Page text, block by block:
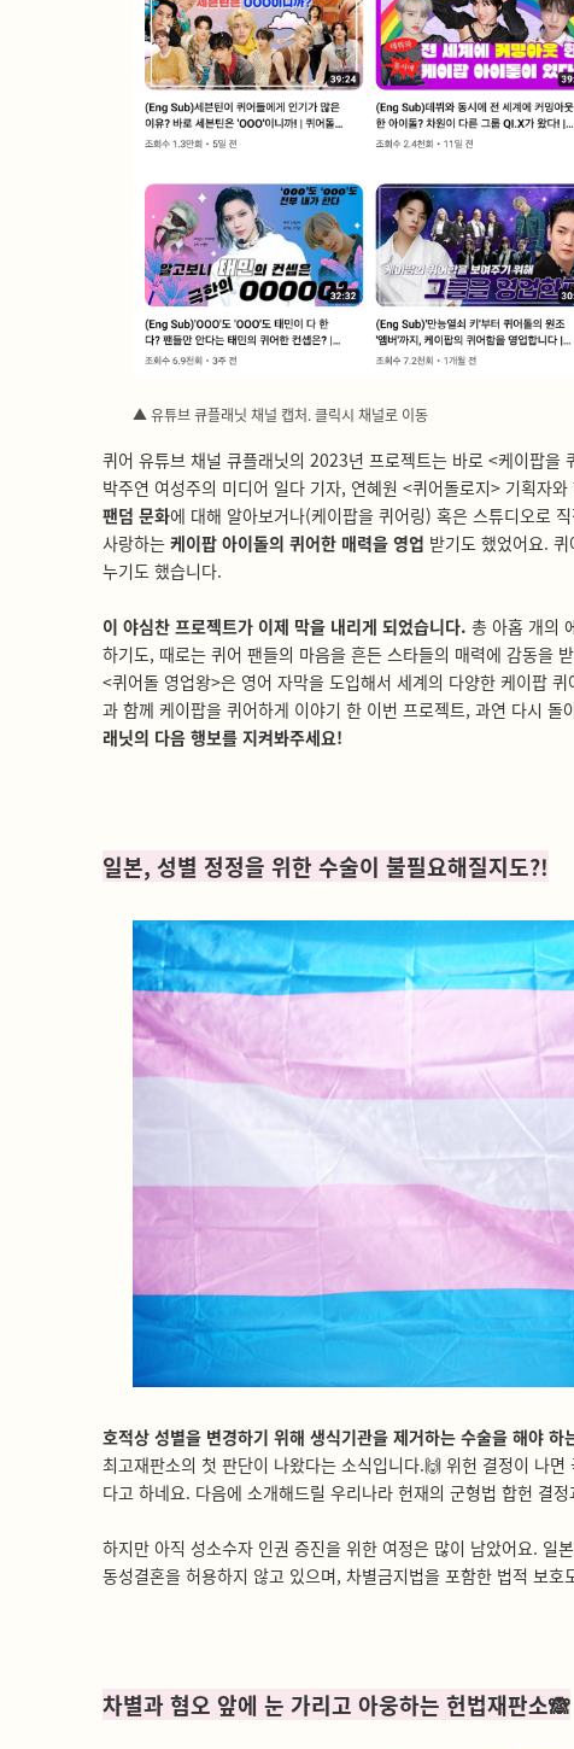
▲ 유튜브 큐플래닛 채널 캡처. 클릭시 채널로 이동
퀴어 유튜브 채널 큐플래닛의 2023년 프로젝트는 바로 <케이팝을
박주연 여성주의 미디어 일다 기자, 연혜원 <퀴어돌로지> 기획자와
팬덤 문화에 대해 알아보거나(케이팝을 퀴어링) 혹은 스튜디오로
사랑하는 케이팝 아이돌의 퀴어한 매력을 영업 받기도 했었어요.
누기도 했습니다.
이 야심찬 프로젝트가 이제 막을 내리게 되었습니다. 총 아홉 개의
하기도, 때로는 퀴어 팬들의 마음을 흔든 스타들의 매력에 감동을
<퀴어돌 영업왕>은 영어 자막을 도입해서 세계의 다양한 케이팝
과 함께 케이팝을 퀴어하게 이야기 한 이번 프로젝트, 과연 다시 돌
래닛의 다음 행보를 지켜봐주세요!
일본, 성별 정정을 위한 수술이 불필요해질지도?!
호적상 성별을 변경하기 위해 생식기관을 제거하는 수술을 해야 하
최고재판소의 첫 판단이 나왔다는 소식입니다.🙌 위헌 결정이 나
다고 하네요. 다음에 소개해드릴 우리나라 헌재의 군형법 합헌 결
하지만 아직 성소수자 인권 증진을 위한 여정은 많이 남았어요. 일
동성결혼을 허용하지 않고 있으며, 차별금지법을 포함한 법적 보호
차별과 혐오 앞에 눈 가리고 아웅하는 헌법재판소🙈